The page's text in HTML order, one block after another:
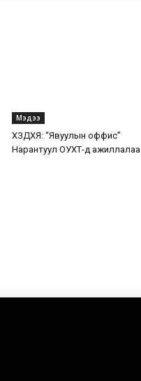
Мэдээ
ХЗДХЯ: “Явуулын оффис”
Нарантуул ОУХТ-д ажиллалаа